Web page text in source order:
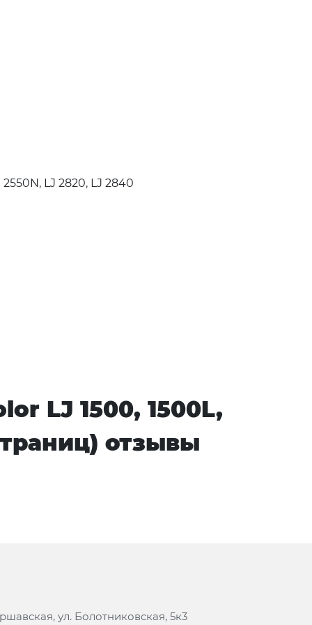
2550N, LJ 2820, LJ 2840
LJ 1500, 1500L,
отзывы
ул. Болотниковская, 5к3